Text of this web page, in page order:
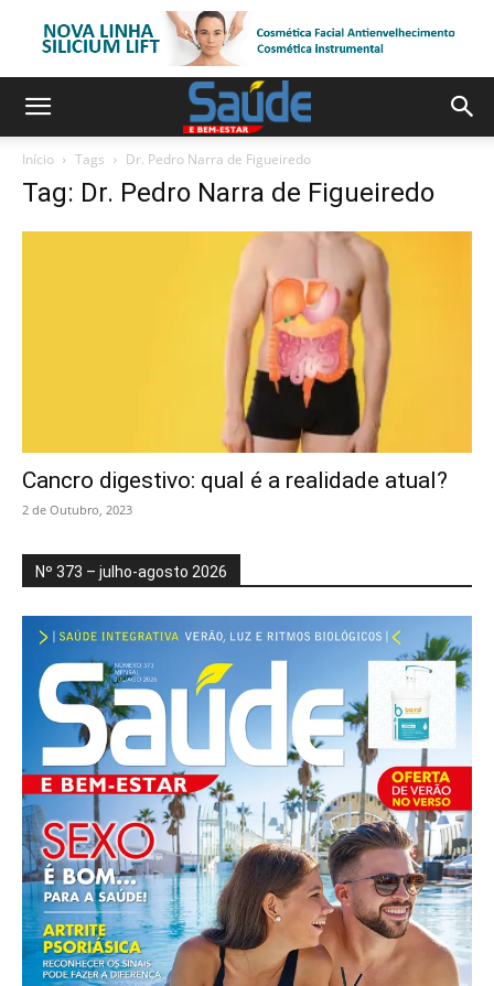
Início Tags Dr. Pedro Narra de Figueiredo
Tag: Dr. Pedro Narra de Figueiredo
Cancro digestivo: qual é a realidade atual?
2 de Outubro, 2023
Nº 373 – julho-agosto 2026